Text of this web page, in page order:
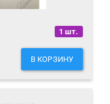
1 шт.
В КОРЗИНУ